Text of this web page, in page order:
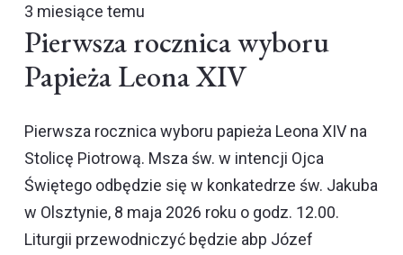
3 miesiące temu
Pierwsza rocznica wyboru
Papieża Leona XIV
Pierwsza rocznica wyboru papieża Leona XIV na
Stolicę Piotrową. Msza św. w intencji Ojca
Świętego odbędzie się w konkatedrze św. Jakuba
w Olsztynie, 8 maja 2026 roku o godz. 12.00.
Liturgii przewodniczyć będzie abp Józef